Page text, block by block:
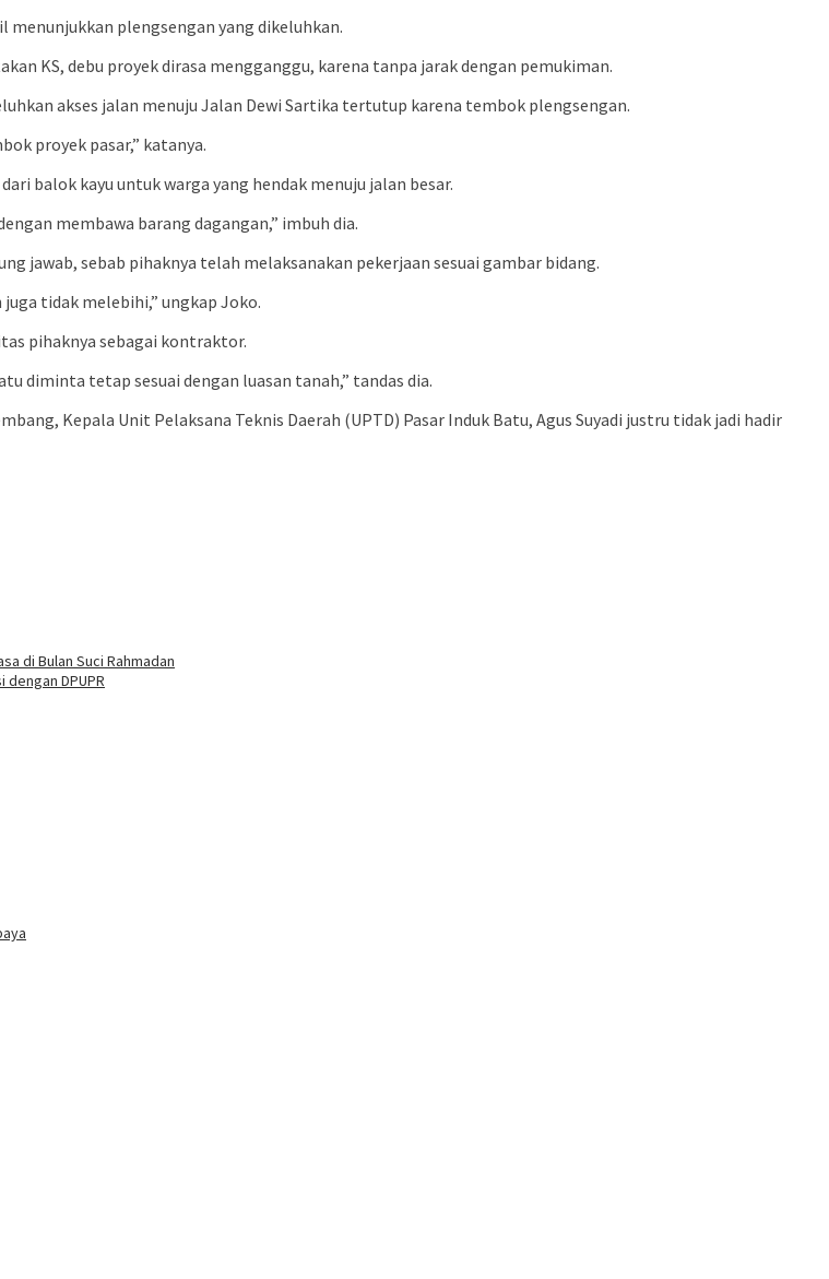
menunjukkan plengsengan yang dikeluhkan.
KS, debu proyek dirasa mengganggu, karena tanpa jarak dengan pemukiman.
akses jalan menuju Jalan Dewi Sartika tertutup karena tembok plengsengan.
proyek pasar,” katanya.
balok kayu untuk warga yang hendak menuju jalan besar.
membawa barang dagangan,” imbuh dia.
jawab, sebab pihaknya telah melaksanakan pekerjaan sesuai gambar bidang.
tidak melebihi,” ungkap Joko.
pihaknya sebagai kontraktor.
diminta tetap sesuai dengan luasan tanah,” tandas dia.
Kepala Unit Pelaksana Teknis Daerah (UPTD) Pasar Induk Batu, Agus Suyadi justru tidak jadi hadir
di Bulan Suci Rahmadan
DPUPR